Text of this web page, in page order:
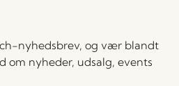
nyhedsbrev, og vær blandt
om nyheder, udsalg, events